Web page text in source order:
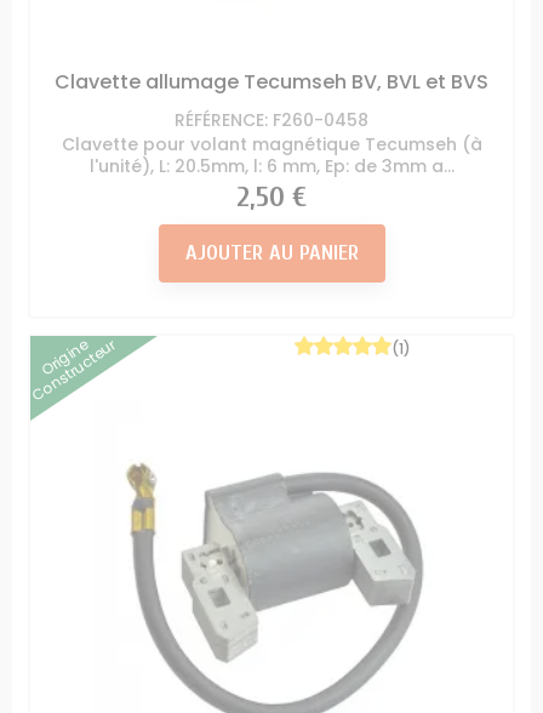
Clavette allumage Tecumseh BV, BVL et BVS
RÉFÉRENCE: F260-0458
Clavette pour volant magnétique Tecumseh (à
l'unité), L: 20.5mm, l: 6 mm, Ep: de 3mm a...
Prix
2,50 €
AJOUTER AU PANIER
Origine
Constructeur (1)